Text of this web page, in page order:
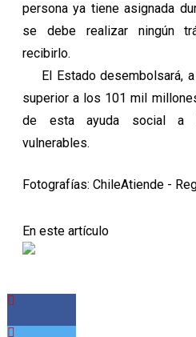
persona ya tiene asignada
se debe realizar ningún
recibirlo.
El Estado desembolsará, a
superior a los 101 mil
de esta ayuda social a
vulnerables.
Fotografías: ChileAtiende -
En este artículo